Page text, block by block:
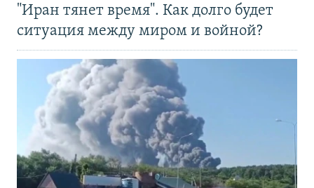
"Иран тянет время". Как долго будет
ситуация между миром и войной?